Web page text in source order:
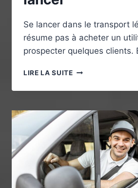
Se lancer dans le transport
résume pas à acheter un
prospecter quelques clients.
LIRE LA SUITECRÉER
ACTIVITÉ
TRANSPORT
LÉGER
:
LES
ÉTAPES
CLÉS
AVANT
DE